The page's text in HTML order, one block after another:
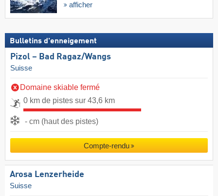
afficher
Bulletins d'enneigement
Pizol – Bad Ragaz/​Wangs
Suisse
Domaine skiable fermé
0 km de pistes sur 43,6 km
- cm (haut des pistes)
Compte-rendu
Arosa Lenzerheide
Suisse